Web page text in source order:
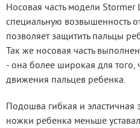
Носовая часть модели Stormer
специальную возвышенность
позволяет защитить пальцы
Так же носовая часть
- она более широкая для того,
движения пальцев ребенка.
Подошва гибкая и эластичная
ножки ребенка меньше